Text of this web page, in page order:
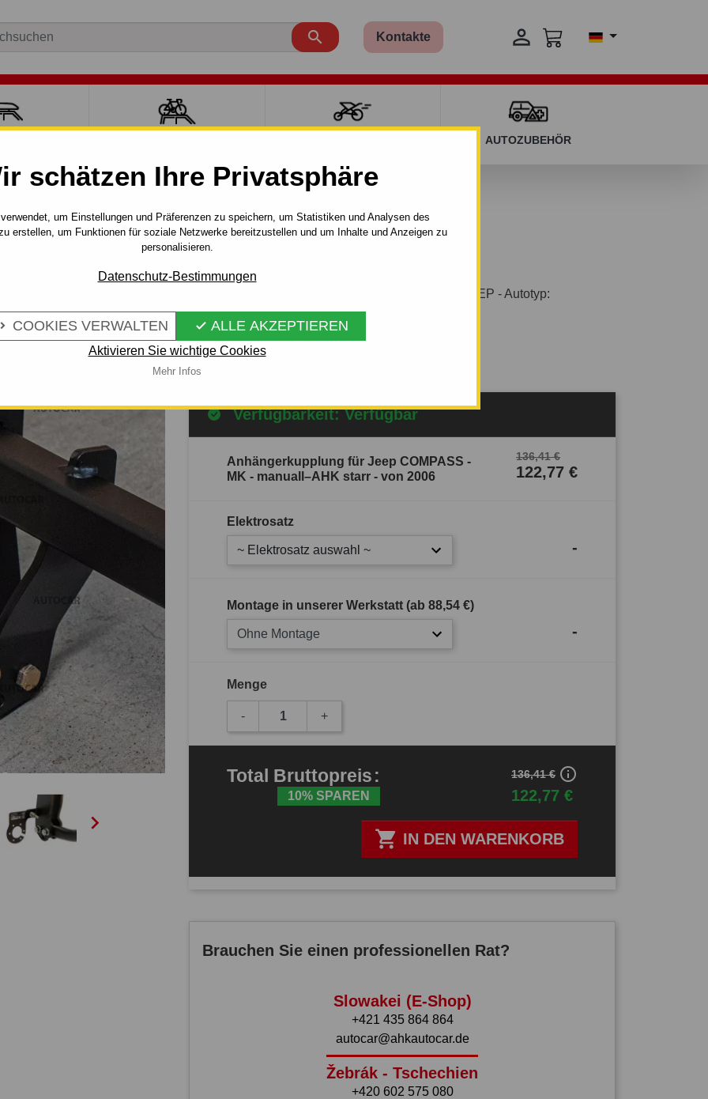
schätzen Ihre Privatsphäre
um Einstellungen und Präferenzen zu speichern, um Statistiken und Analysen des
erstellen, um Funktionen für soziale Netzwerke bereitzustellen und um Inhalte und Anzeigen zu
personalisieren.
Datenschutz-Bestimmungen
COOKIES VERWALTEN  ALLE AKZEPTIEREN
Aktivieren Sie wichtige Cookies
Mehr Infos
 Kontakte 
AUTOZUBEHÖR
manuall–AHK starr - von 2006
JEEP

Artikel-Nr.:
Anhängerkupplung - manuell–AHK starr für Auto JEEP - Autotyp:
COMPASS, Automodell: MK. Baujahr: von 2006.
Mehr Infos
Verfügbarkeit: Verfügbar
Anhängerkupplung für Jeep COMPASS -
MK - manuall–AHK starr - von 2006
136,41 €
122,77 €
Elektrosatz
~ Elektrosatz auswahl ~ -
Montage in unserer Werkstatt (ab 88,54 €)
Ohne Montage -
Menge
- +
 IN DEN WARENKORB
Total Bruttopreis:
10% SPAREN 122,77 €
136,41 € info_outline
Brauchen Sie einen professionellen Rat?
Slowakei (E-Shop)
+421 435 864 864
autocar@ahkautocar.de
Žebrák - Tschechien
+420 602 575 080